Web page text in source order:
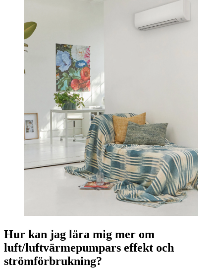
Hur kan jag lära mig mer om
luft/luftvärmepumpars effekt och
strömförbrukning?